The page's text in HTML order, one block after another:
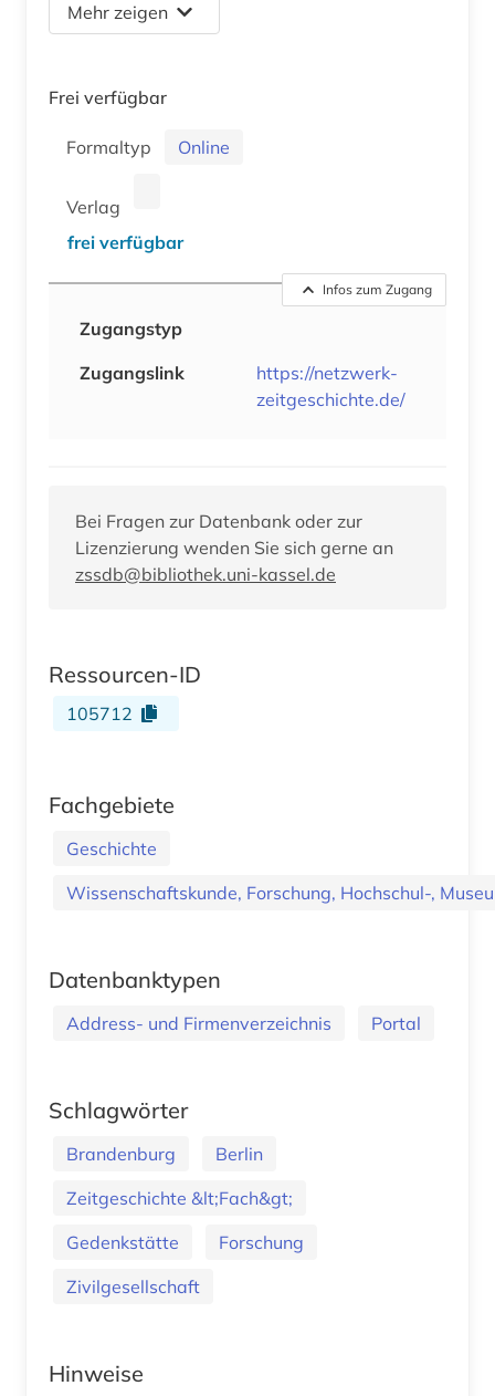
Mehr zeigen
Frei verfügbar
Formaltyp Online
Verlag
frei verfügbar
Infos zum Zugang
Zugangstyp
Zugangslink
https://netzwerk-
zeitgeschichte.de/
Bei Fragen zur Datenbank oder zur
Lizenzierung wenden Sie sich gerne an
zssdb@bibliothek.uni-kassel.de
Ressourcen-ID
105712
Fachgebiete
Geschichte
Wissenschaftskunde, Forschung, Hochschul-,
Datenbanktypen
Address- und Firmenverzeichnis Portal
Schlagwörter
Brandenburg
Berlin
Zeitgeschichte &lt;Fach&gt;
Gedenkstätte
Forschung
Zivilgesellschaft
Hinweise